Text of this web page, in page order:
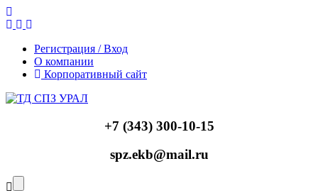
Регистрация / Вход
О компании
Корпоративный сайт
+7 (343) 300-10-15
spz.ekb@mail.ru